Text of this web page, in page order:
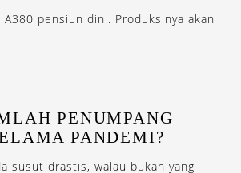
A380 pensiun dini. Produksinya akan
PENUMPANG
PANDEMI?
susut drastis, walau bukan yang